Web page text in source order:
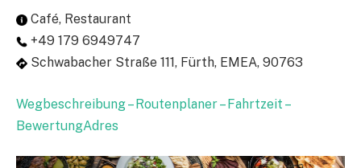
Café, Restaurant
+49 179 6949747
Schwabacher Straße 111, Fürth, EMEA, 90763
Wegbeschreibung – Routenplaner – Fahrtzeit –
BewertungAdres